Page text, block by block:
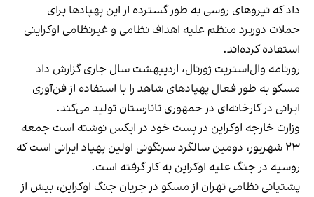
داد که نیروهای روسی به طور گسترده از این پهپادها برای
حملات دوربرد منظم علیه اهداف نظامی و غیرنظامی اوکراینی
استفاده کرده‌اند.
روزنامه وال‌استریت ژورنال، اردیبهشت سال جاری گزارش داد
مسکو به طور فعال پهپادهای شاهد را با استفاده از فن‌آوری
ایرانی در کارخانه‌ای در جمهوری تاتارستان تولید می‌کند.
وزارت خارجه اوکراین در پست خود در ایکس نوشته است جمعه
۲۳ شهریور، دومین سالگرد سرنگونی اولین پهپاد ایرانی است که
روسیه در جنگ علیه اوکراین به کار گرفته است.
پشتیانی نظامی تهران از مسکو در جریان جنگ اوکراین، بیش از